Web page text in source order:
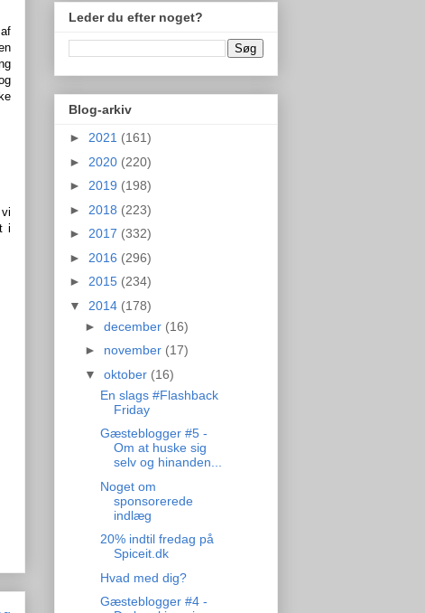
i
Leder du efter noget?
Blog-arkiv
► 2021 (161)
► 2020 (220)
► 2019 (198)
► 2018 (223)
► 2017 (332)
► 2016 (296)
► 2015 (234)
▼ 2014 (178)
► december (16)
► november (17)
▼ oktober (16)
En slags #Flashback
Friday
Gæsteblogger #5 -
Om at huske sig
selv og hinanden...
Noget om
sponsorerede
indlæg
20% indtil fredag på
Spiceit.dk
Hvad med dig?
Gæsteblogger #4 -